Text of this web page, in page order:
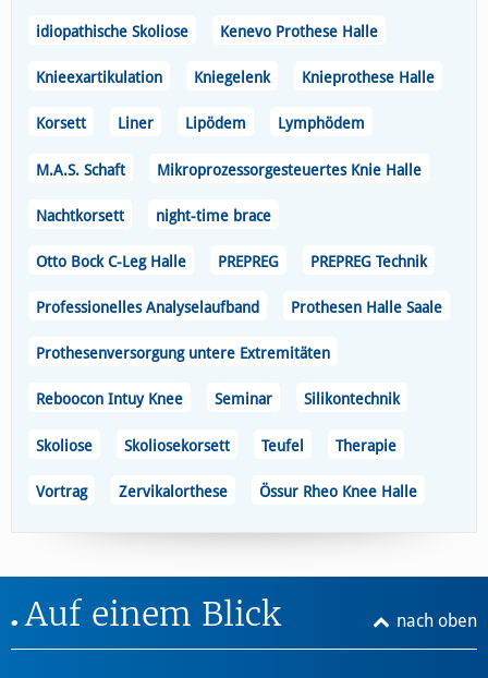
idiopathische Skoliose Kenevo Prothese Halle
Knieexartikulation Kniegelenk Knieprothese Halle
Korsett Liner Lipödem Lymphödem
M.A.S. Schaft Mikroprozessorgesteuertes Knie Halle
Nachtkorsett night-time brace
Otto Bock C-Leg Halle PREPREG PREPREG Technik
Professionelles Analyselaufband Prothesen Halle Saale
Prothesenversorgung untere Extremitäten
Reboocon Intuy Knee Seminar Silikontechnik
Skoliose Skoliosekorsett Teufel Therapie
Vortrag Zervikalorthese Össur Rheo Knee Halle
nach oben
Auf einem Blick